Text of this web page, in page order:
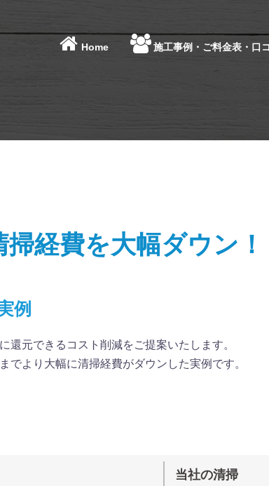
Home 施工事例・ご料金表・口
経費を大幅ダウン！
例
還元できるコスト削減をご提案いたします。
でより大幅に清掃経費がダウンした実例です。
当社の清掃